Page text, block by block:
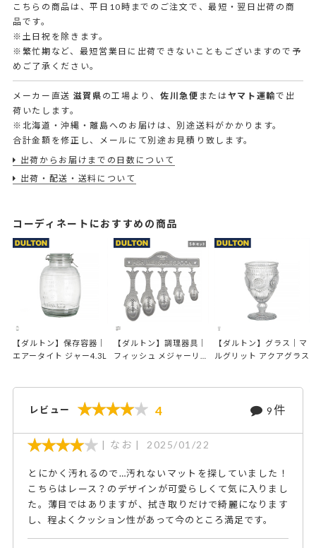
こちらの商品は、平日10時までのご注文で、最短・翌日出荷の商
品です。
※土日祝を除きます。
※繁忙期など、最短営業日に出荷できないこともございますので予
めご了承ください。
メーカー直送 滋賀県 の工場より、 佐川急便 またはヤマト運輸で出
荷いたします。
※北海道・沖縄・離島へのお届けは、別途送料がかかります。
合計金額を修正し、メールにて別途お見積り致します。
出荷からお届けまでの日数について
出荷・配送・送料について
コーディネートにおすすめの商品
【ダルトン】保存容器｜
エアータイト ジャー4.3L
【ダルトン】調理器具｜
フィッシュ メジャーリン
【ダルトン】グラス｜マ
ルグリット アクアグラス
レビュー 4 9件
なお 2025/01/22
とにかく汚れるので…汚れないマットを探していました！
こちらはレース？のデザインが可愛らしくて気に入りまし
た。薄目ではありますが、拭き取りだけで綺麗になります
し、程よくクッション性があって今のところ満足です。